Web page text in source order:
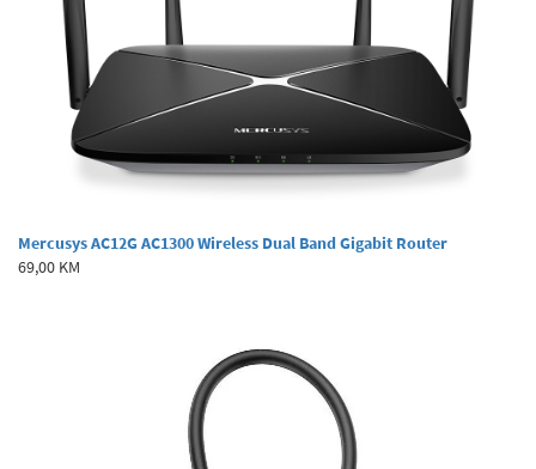
Mercusys AC12G AC1300 Wireless Dual Band Gigabit Router
69,00 KM